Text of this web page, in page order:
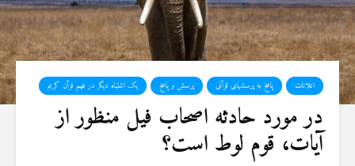
اعلانات پاسخ به پرسشهای قرآنی پرسش و پاسخ یک اشتباه دیگر در فهم قرآن کریم
در مورد حادثه اصحاب فیل منظور از
آیات، قوم لوط است؟